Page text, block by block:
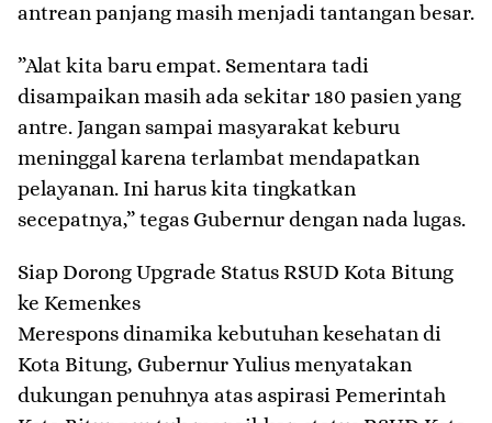
antrean panjang masih menjadi tantangan besar.
​”Alat kita baru empat. Sementara tadi
disampaikan masih ada sekitar 180 pasien yang
antre. Jangan sampai masyarakat keburu
meninggal karena terlambat mendapatkan
pelayanan. Ini harus kita tingkatkan
secepatnya,” tegas Gubernur dengan nada lugas.
Siap Dorong Upgrade Status RSUD Kota Bitung
ke Kemenkes
​Merespons dinamika kebutuhan kesehatan di
Kota Bitung, Gubernur Yulius menyatakan
dukungan penuhnya atas aspirasi Pemerintah